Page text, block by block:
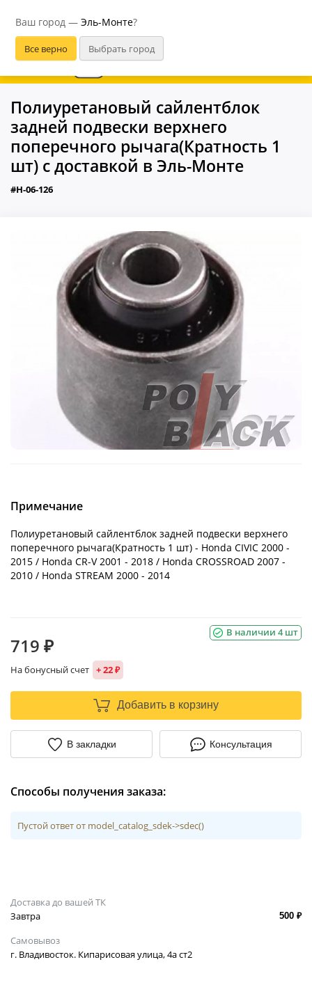
Ваш город — Эль-Монте?
В приложении удобнее
Полиуретановый сайлентблок
задней подвески верхнего
поперечного рычага(Кратность 1
шт) с доставкой в Эль-Монте
#H-06-126
Примечание
Полиуретановый сайлентблок задней подвески верхнего
поперечного рычага(Кратность 1 шт) - Honda CIVIC 2000 -
2015 / Honda CR-V 2001 - 2018 / Honda CROSSROAD 2007 -
2010 / Honda STREAM 2000 - 2014
В наличии 4 шт
719 ₽
На бонусный счет + 22 ₽
Добавить в корзину
В закладки Консультация
Способы получения заказа:
Пустой ответ от model_catalog_sdek->sdec()
Доставка до вашей ТК
Завтра
500 ₽
Самовывоз
г. Владивосток. Кипарисовая улица, 4а ст2